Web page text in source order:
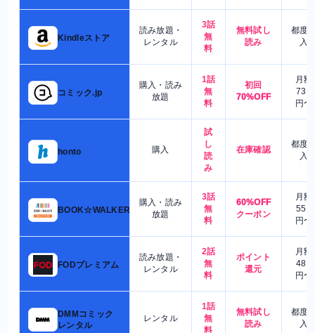
Kindleストア
読み放題・
レンタル
3話
無
料
無料試し
読み
都度
入
コミック.jp
購入・読み
放題
1話
無
料
初回
70%OFF
月額
730
円〜
honto 購入
試
し
読
み
在庫確認
都度
入
BOOK☆WALKER
購入・読み
放題
3話
無
料
60%OFF
クーポン
月額
550
円〜
FODプレミアム
読み放題・
レンタル
2話
無
料
ポイント
還元
月額
480
円〜
DMMコミック
レンタル
レンタル
1話
無
料
無料試し
読み
都度
入